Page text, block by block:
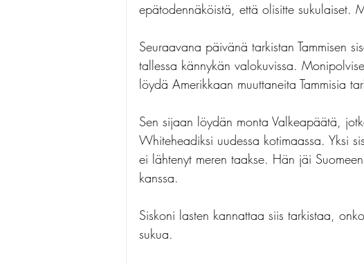
epätodennäköistä, että olisitte sukulaiset.
Seuraavana päivänä tarkistan Tammisen
tallessa kännykän valokuvissa.
löydä Amerikkaan muuttaneita Tammisia
Sen sijaan löydän monta Valkeapäätä,
Whiteheadiksi uudessa kotimaassa. Yksi
ei lähtenyt meren taakse. Hän jäi
kanssa.
Siskoni lasten kannattaa siis tarkistaa,
sukua.